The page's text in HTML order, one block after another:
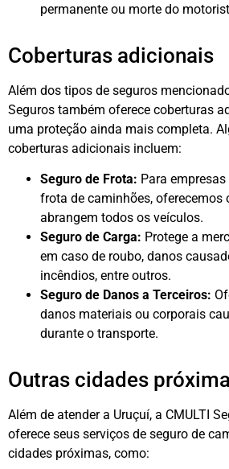
permanente ou morte do
Coberturas adicionais
Além dos tipos de seguros
Seguros também oferece coberturas
uma proteção ainda mais completa.
coberturas adicionais incluem:
Seguro de Frota: Para
frota de caminhões, oferecemos
abrangem todos os veículos.
Seguro de Carga: Protege a
em caso de roubo, danos
incêndios, entre outros.
Seguro de Danos a Terceiros:
danos materiais ou corporais
durante o transporte.
Outras cidades
Além de atender a Uruçuí, a CMULTI
oferece seus serviços de seguro de
cidades próximas, como: